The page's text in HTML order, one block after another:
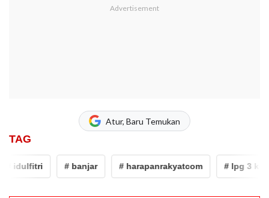
Atur, Baru Temukan
TAG
# banjar # harapanrakyatcom # lpg 3 kg